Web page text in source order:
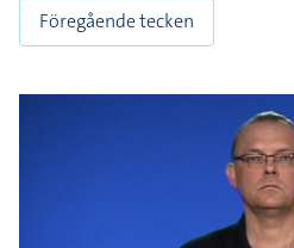
Föregående tecken